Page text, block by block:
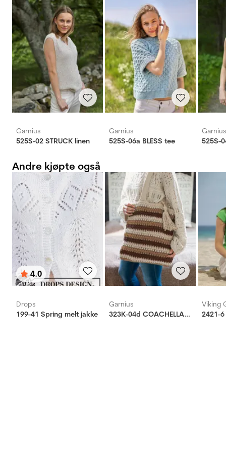
Garnius
525S-02 STRUCK linen
Garnius
525S-06a BLESS tee
Garnius
525S-
Andre kjøpte også
Karakter:
4.0
av 5 mulige
Drops
199-41 Spring melt jakke
Garnius
323K-04d COACHELLA veske
Viking
2421-